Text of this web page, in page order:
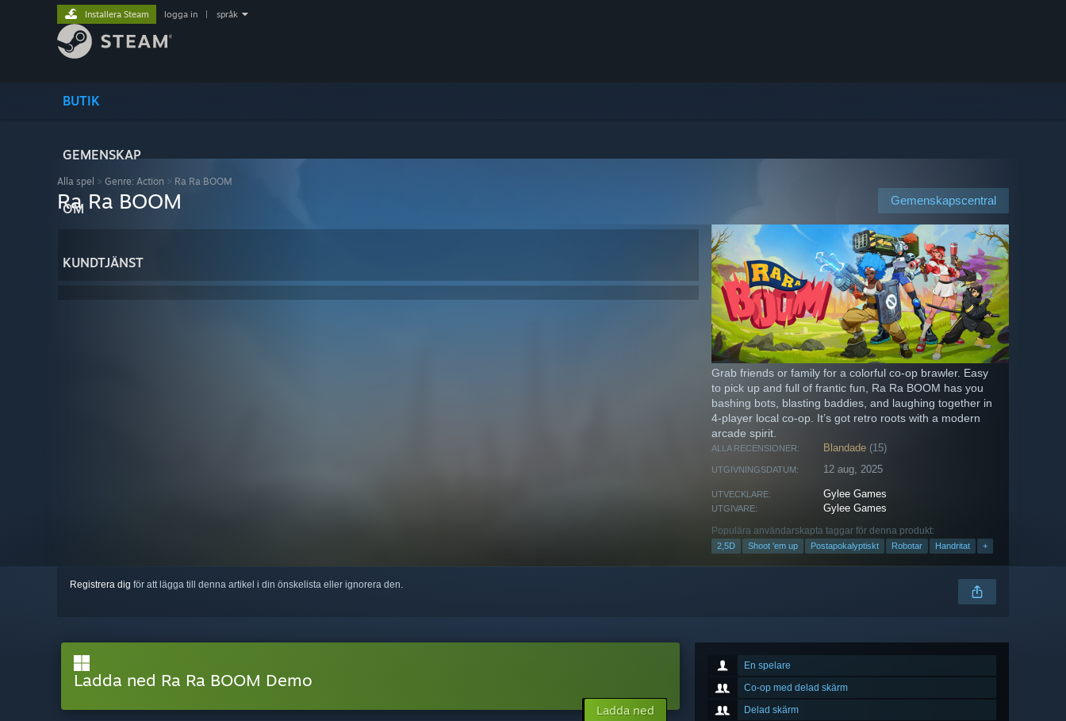
BUTIK
GEMENSKAP
OM
KUNDTJÄNST
Installera Steam logga in språk
Alla spel > Genre: Action > Ra Ra BOOM
Gemenskapscentral
Ra Ra BOOM
Grab friends or family for a colorful co-op brawler. Easy
to pick up and full of frantic fun, Ra Ra BOOM has you
bashing bots, blasting baddies, and laughing together in
4-player local co-op. It’s got retro roots with a modern
arcade spirit.
ALLA RECENSIONER: Blandade (15)
UTGIVNINGSDATUM: 12 aug, 2025
UTVECKLARE: Gylee Games
UTGIVARE: Gylee Games
Populära användarskapta taggar för denna produkt:
2,5D Shoot 'em up Postapokalyptiskt Robotar Handritat +
Registrera dig för att lägga till denna artikel i din önskelista eller ignorera den.
En spelare
Co-op med delad skärm
Delad skärm
Ladda ned Ra Ra BOOM Demo
Ladda ned